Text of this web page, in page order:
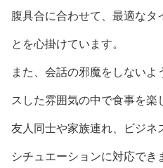
腹具合に合わせて、最適なタ
とを心掛けています。
また、会話の邪魔をしないよ
スした雰囲気の中で食事を楽
友人同士や家族連れ、ビジネ
シチュエーションに対応でき